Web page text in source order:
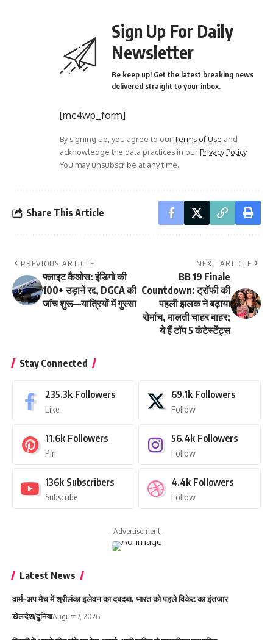
Sign Up For Daily
Newsletter
Be keep up! Get the latest breaking news
delivered straight to your inbox.
[mc4wp_form]
By signing up, you agree to ourTerms of Use and
acknowledge the data practices in ourPrivacy Policy.
You may unsubscribe at any time.
Share This Article
PREVIOUS ARTICLE
फ्लाइट कैओस: इंडिगो की
100+ उड़ानें रद्द, DGCA की
जांच शुरू—यात्रियों में गुस्सा
NEXT ARTICLE
BB 19 Finale
Countdown: ट्रॉफी की
पहली झलक ने बढ़ाया
रोमांच, मालती चाहर बाहर;
ये हैं टॉप 5 कंटेस्टेंट्स
Stay Connected
235.3k Followers
Like
69.1k Followers
Follow
11.6k Followers
Pin
56.4k Followers
Follow
136k Subscribers
Subscribe
4.4k Followers
Follow
- Advertisement -
Latest News
वार्म-अप मैच में श्रीलंका इलेवन का दबदबा, भारत को पहले विकेट का इंतजार
खेलदेश/दुनियाAugust 7, 2026